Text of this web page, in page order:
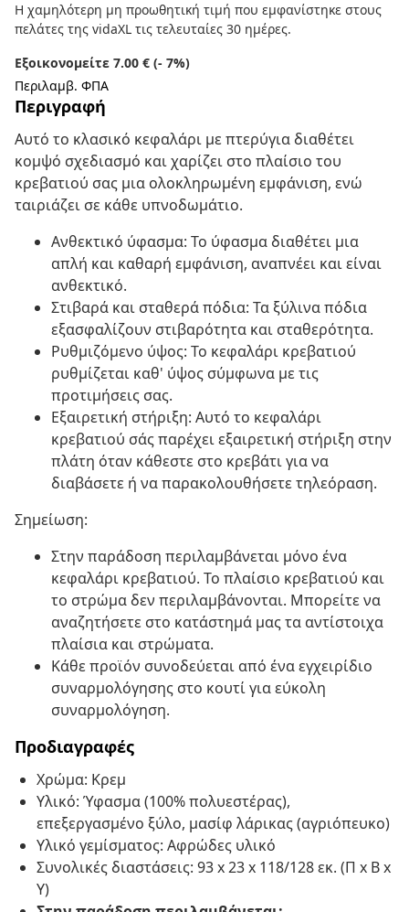
Η χαμηλότερη μη προωθητική τιμή που εμφανίστηκε στους
πελάτες της vidaXL τις τελευταίες 30 ημέρες.
Εξοικονομείτε 7.00 € (- 7%)
Περιλαμβ. ΦΠΑ
Περιγραφή
Αυτό το κλασικό κεφαλάρι με πτερύγια διαθέτει
κομψό σχεδιασμό και χαρίζει στο πλαίσιο του
κρεβατιού σας μια ολοκληρωμένη εμφάνιση, ενώ
ταιριάζει σε κάθε υπνοδωμάτιο.
Ανθεκτικό ύφασμα: Το ύφασμα διαθέτει μια
απλή και καθαρή εμφάνιση, αναπνέει και είναι
ανθεκτικό.
Στιβαρά και σταθερά πόδια: Τα ξύλινα πόδια
εξασφαλίζουν στιβαρότητα και σταθερότητα.
Ρυθμιζόμενο ύψος: Το κεφαλάρι κρεβατιού
ρυθμίζεται καθ' ύψος σύμφωνα με τις
προτιμήσεις σας.
Εξαιρετική στήριξη: Αυτό το κεφαλάρι
κρεβατιού σάς παρέχει εξαιρετική στήριξη στην
πλάτη όταν κάθεστε στο κρεβάτι για να
διαβάσετε ή να παρακολουθήσετε τηλεόραση.
Σημείωση:
Στην παράδοση περιλαμβάνεται μόνο ένα
κεφαλάρι κρεβατιού. Το πλαίσιο κρεβατιού και
το στρώμα δεν περιλαμβάνονται. Μπορείτε να
αναζητήσετε στο κατάστημά μας τα αντίστοιχα
πλαίσια και στρώματα.
Κάθε προϊόν συνοδεύεται από ένα εγχειρίδιο
συναρμολόγησης στο κουτί για εύκολη
συναρμολόγηση.
Προδιαγραφές
Χρώμα: Κρεμ
Υλικό: Ύφασμα (100% πολυεστέρας),
επεξεργασμένο ξύλο, μασίφ λάρικας (αγριόπευκο)
Υλικό γεμίσματος: Αφρώδες υλικό
Συνολικές διαστάσεις: 93 x 23 x 118/128 εκ. (Π x Β x
Υ)